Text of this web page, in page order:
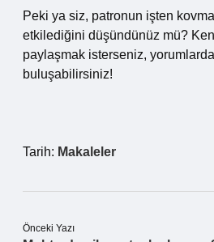
Peki ya siz, patronun işten
etkilediğini düşündünüz mü?
paylaşmak isterseniz,
buluşabilirsiniz!
Tarih: Makaleler
Önceki Yazı